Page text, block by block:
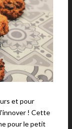
et pour
! Cette
pour le petit